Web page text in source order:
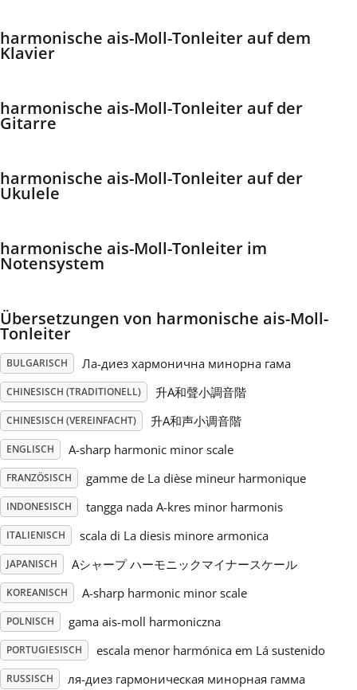
हिन्दी
Polski
Português
Русский
Svenska
Tiếng Việt
Türkçe
Українська
简体中文
繁體中文
harmonische ais-Moll-Tonleiter auf dem
Klavier
harmonische ais-Moll-Tonleiter auf der
Gitarre
harmonische ais-Moll-Tonleiter auf der
Ukulele
harmonische ais-Moll-Tonleiter im
Notensystem
Übersetzungen von harmonische ais-Moll-
Tonleiter
BULGARISCH Ла-диез хармонична минорна гама
CHINESISCH (TRADITIONELL) 升A和聲小調音階
CHINESISCH (VEREINFACHT) 升A和声小调音階
ENGLISCH A-sharp harmonic minor scale
FRANZÖSISCH gamme de La dièse mineur harmonique
INDONESISCH tangga nada A-kres minor harmonis
ITALIENISCH scala di La diesis minore armonica
JAPANISCH Aシャープ ハーモニックマイナースケール
KOREANISCH A-sharp harmonic minor scale
POLNISCH gama ais-moll harmoniczna
PORTUGIESISCH escala menor harmónica em Lá sustenido
RUSSISCH ля-диез гармоническая минорная гамма